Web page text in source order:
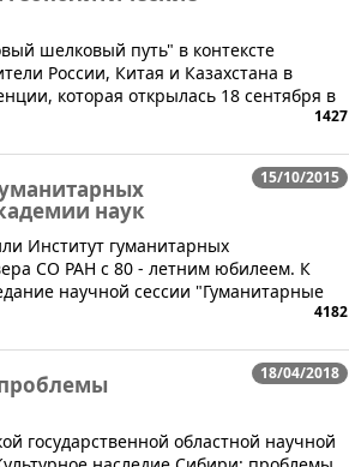
шелковый путь" в контексте
России, Китая и Казахстана в
которая открылась 18 сентября в
1427
15/10/2015
наук
Институт гуманитарных
СО РАН с 80 - летним юбилеем. К
научной сессии "Гуманитарные
4182
18/04/2018
государственной областной научной